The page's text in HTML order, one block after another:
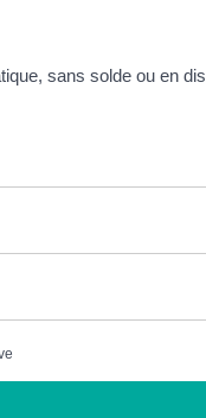
sans solde ou en